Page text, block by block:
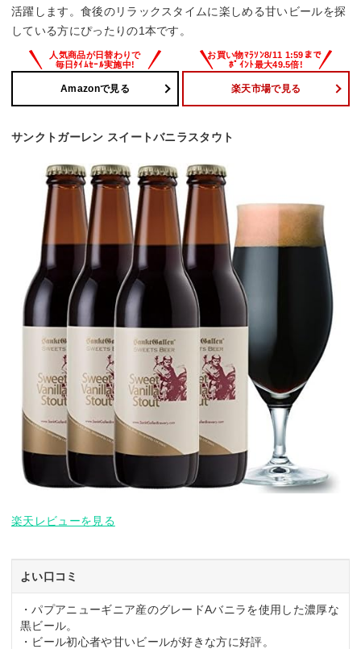
活躍します。食後のリラックスタイムに楽しめる甘いビールを探
している方にぴったりの1本です。
Amazonで見る 楽天市場で見る
サンクトガーレン スイートバニラスタウト
楽天レビューを見る
よい口コミ
・パプアニューギニア産のグレードAバニラを使用した濃厚な
黒ビール。
・ビール初心者や甘いビールが好きな方に好評。